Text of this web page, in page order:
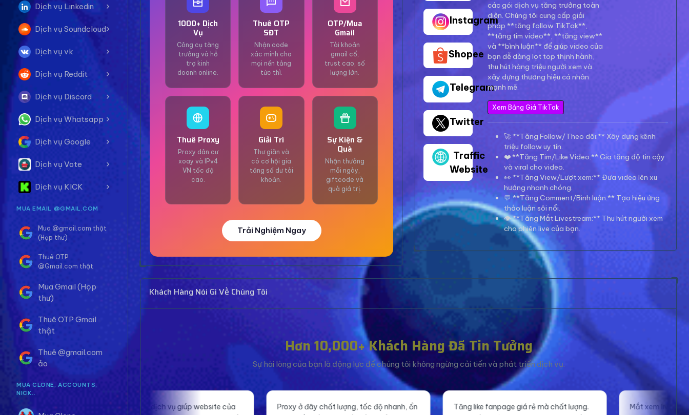
Dịch vụ Linkedin
Dịch vụ Soundcloud
Dịch vụ vk
Dịch vụ Reddit
Dịch vụ Discord
Dịch vụ Whatsapp
Dịch vụ Google
Dịch vụ Vote
Dịch vụ KICK
MUA EMAIL @GMAIL.COM
Mua @gmail.com thật
(Họp thư)
Thuê OTP
@Gmail.com thật
Mua Gmail (Họp
thư)
Thuê OTP Gmail
thật
Thuê @gmail.com
ảo
MUA CLONE, ACCOUNTS,
NICK..
1000+ Dịch
Vụ
Công cụ tăng
trưởng và hỗ
trợ kinh
doanh online.
Thuê OTP
SĐT
Nhận code
xác minh cho
mọi nền tảng
tức thì.
OTP/Mua
Gmail
Tài khoản
gmail cổ,
trust cao, số
lượng lớn.
Thuê Proxy
Proxy dân cư
xoay và IPv4
VN tốc độ
cao.
Giải Trí
Thư giãn và
có cơ hội gia
tăng số dư tài
khoản.
Sự Kiện &
Quà
Nhận thưởng
mỗi ngày,
giftcode và
quà giá trị.
Trải Nghiệm Ngay
Instagram
Shopee
Telegram
Twitter
Traffic
Website
các gói dịch vụ tăng trưởng toàn
diện. Chúng tôi cung cấp giải
pháp **tăng follow TikTok**,
**tăng tim video**, **tăng view**
và **bình luận** để giúp video của
bạn dễ dàng lọt top thịnh hành,
thu hút hàng triệu người xem và
xây dựng thương hiệu cá nhân
mạnh mẽ.
Xem Bảng Giá TikTok
🚀 **Tăng Follow/Theo dõi:** Xây dựng kênh
triệu follow uy tín.
❤️ **Tăng Tim/Like Video:** Gia tăng độ tin cậy
và viral cho video.
👀 **Tăng View/Lượt xem:** Đưa video lên xu
hướng nhanh chóng.
💬 **Tăng Comment/Bình luận:** Tạo hiệu ứng
thảo luận sôi nổi.
👁️ **Tăng Mắt Livestream:** Thu hút người xem
cho phiên live của bạn.
Khách Hàng Nói Gì Về Chúng Tôi
Hơn 10,000+ Khách Hàng Đã Tin Tưởng
Sự hài lòng của bạn là động lực để chúng tôi không ngừng cải tiến và phát triển dịch vụ.
Traffic thật từ dịch vụ giúp website của
Proxy ở đây chất lượng, tốc độ nhanh, ổn
Tăng like fanpage giá rẻ mà chất lượng.
Mắt xem livestream ổn định, giúp mình tự